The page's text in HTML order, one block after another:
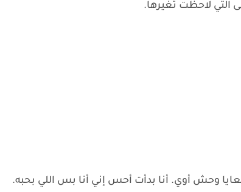
التي لاحظت تغيرها.
وحش أوي. أنا بدأت أحس إني أنا بس اللي بحبه.